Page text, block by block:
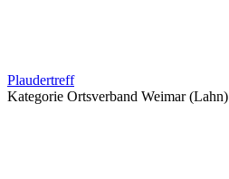
Plaudertreff
Kategorie Ortsverband Weimar (Lahn)